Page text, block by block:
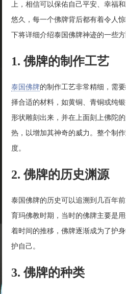
上，相信可以保佑自己平安、幸福
悠久，每一个佛牌背后都有着令人
下将详细介绍泰国佛牌神迹的一些方
1. 佛牌的制作工艺
泰国佛牌的制作工艺非常精细，需
择合适的材料，如黄铜、青铜或纯
形状雕刻出来，并在上面刻上佛陀
热，以增加其神奇的威力。整个制
度。
2. 佛牌的历史渊源
泰国佛牌的历史可以追溯到几百年
育玛佛教时期，当时的佛牌主要是
着时间的推移，佛牌逐渐成为了护
护自己。
3. 佛牌的种类